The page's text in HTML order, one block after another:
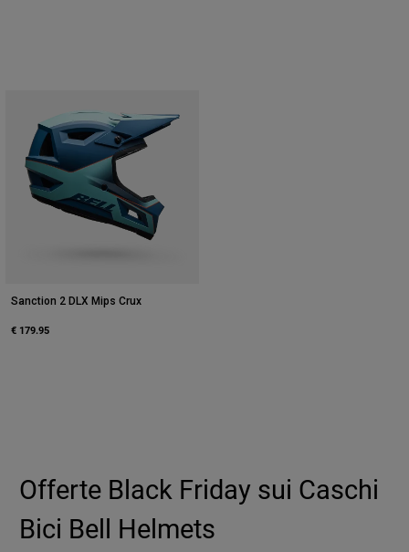
Sanction 2 DLX Mips Crux
€ 179.95
Offerte Black Friday sui Caschi
Bici Bell Helmets